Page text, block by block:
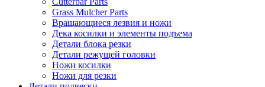
Grass Mulcher Parts
Вращающиеся лезвия и ножи
Дека косилки и элементы подъема
Детали блока резки
Детали режущей головки
Ножи косилки
Ножи для резки